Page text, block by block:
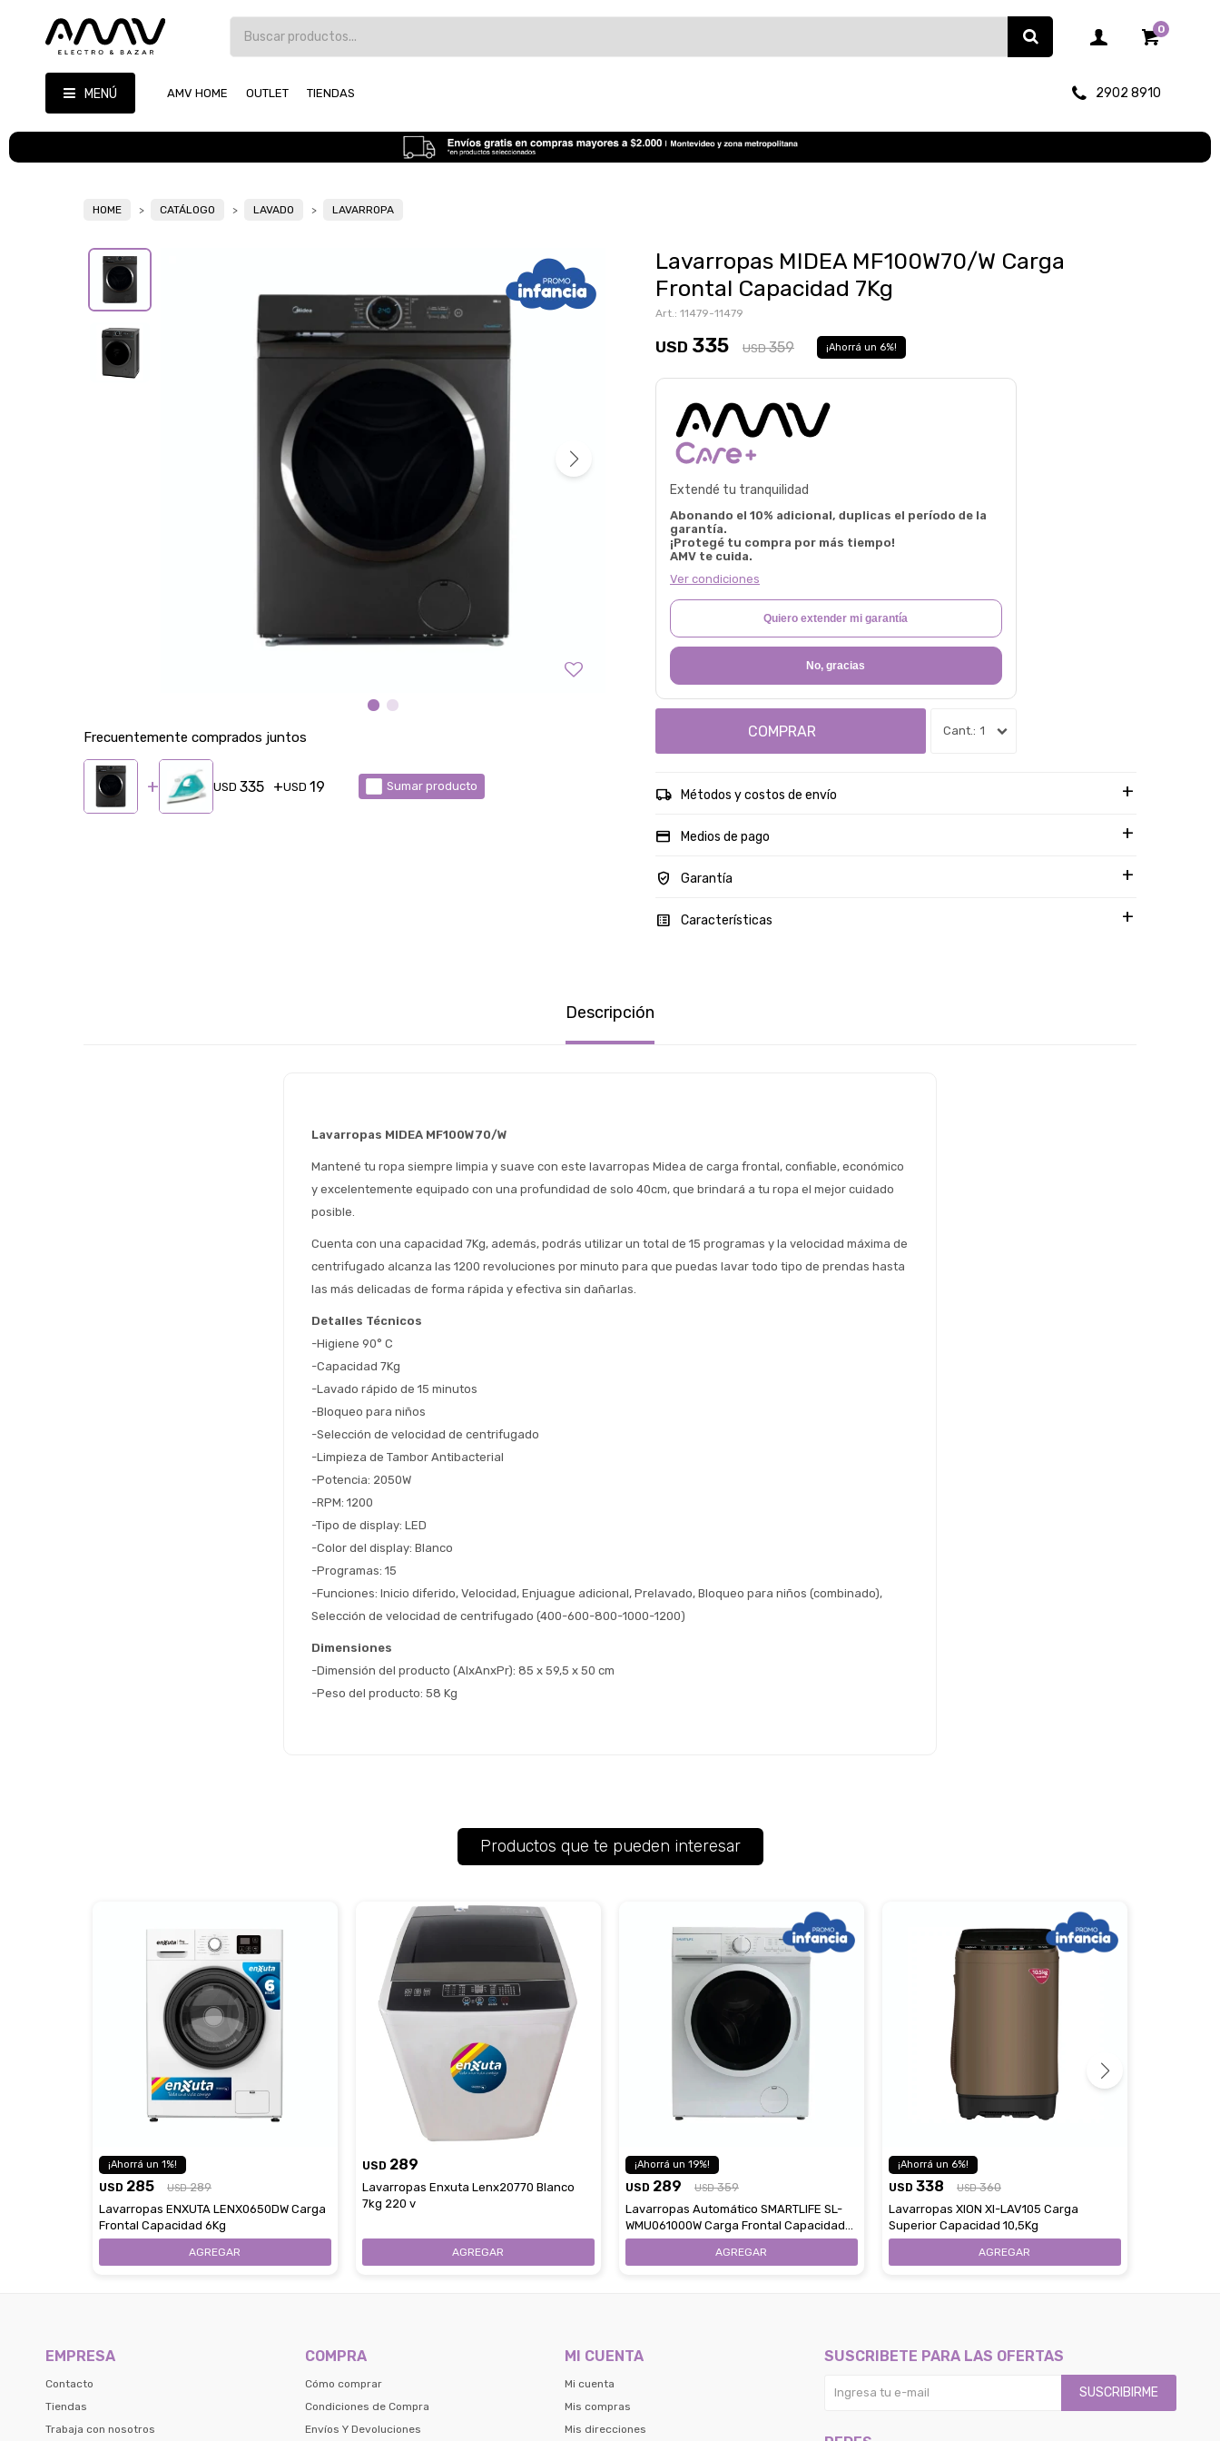
MENÚ AMV HOME OUTLET TIENDAS 2902 8910
0
HOME CATÁLOGO LAVADO LAVARROPA
Frecuentemente comprados juntos
USD 335 USD 19 Sumar producto
Lavarropas MIDEA MF100W70/W Carga
Frontal Capacidad 7Kg
11479-11479
USD 335 USD 359 6
Extendé tu tranquilidad
Abonando el 10% adicional, duplicas el período de la
garantía.
¡Protegé tu compra por más tiempo!
AMV te cuida.
Ver condiciones
Quiero extender mi garantía
No, gracias
1
COMPRAR
Métodos y costos de envío
Medios de pago
Garantía
Características
Descripción
Lavarropas MIDEA MF100W70/W
Mantené tu ropa siempre limpia y suave con este lavarropas Midea de carga frontal, confiable, económico
y excelentemente equipado con una profundidad de solo 40cm, que brindará a tu ropa el mejor cuidado
posible.
Cuenta con una capacidad 7Kg, además, podrás utilizar un total de 15 programas y la velocidad máxima de
centrifugado alcanza las 1200 revoluciones por minuto para que puedas lavar todo tipo de prendas hasta
las más delicadas de forma rápida y efectiva sin dañarlas.
Detalles Técnicos
-Higiene 90° C
-Capacidad 7Kg
-Lavado rápido de 15 minutos
-Bloqueo para niños
-Selección de velocidad de centrifugado
-Limpieza de Tambor Antibacterial
-Potencia: 2050W
-RPM: 1200
-Tipo de display: LED
-Color del display: Blanco
-Programas: 15
-Funciones: Inicio diferido, Velocidad, Enjuague adicional, Prelavado, Bloqueo para niños (combinado),
Selección de velocidad de centrifugado (400-600-800-1000-1200)
Dimensiones
-Dimensión del producto (AlxAnxPr): 85 x 59,5 x 50 cm
-Peso del producto: 58 Kg
Productos que te pueden interesar
1
USD 285 USD 289
Lavarropas ENXUTA LENX0650DW Carga
Frontal Capacidad 6Kg
USD 289
Lavarropas Enxuta Lenx20770 Blanco
7kg 220 v
19
USD 289 USD 359
Lavarropas Automático SMARTLIFE SL-
WMU061000W Carga Frontal Capacidad
6Kg
6
USD 338 USD 360
Lavarropas XION XI-LAV105 Carga
Superior Capacidad 10,5Kg
EMPRESA
Contacto
Tiendas
Trabaja con nosotros
COMPRA
Cómo comprar
Condiciones de Compra
Envíos Y Devoluciones
MI CUENTA
Mi cuenta
Mis compras
Mis direcciones
SUSCRIBETE PARA LAS OFERTAS
SUSCRIBIRME
Comprá ahora y Pagá
Después, hasta en 12
* sujeto aprobación crediticia
Cédula de identidad
Día
Estás calificado para comprar usando Pago
Después.
de pago